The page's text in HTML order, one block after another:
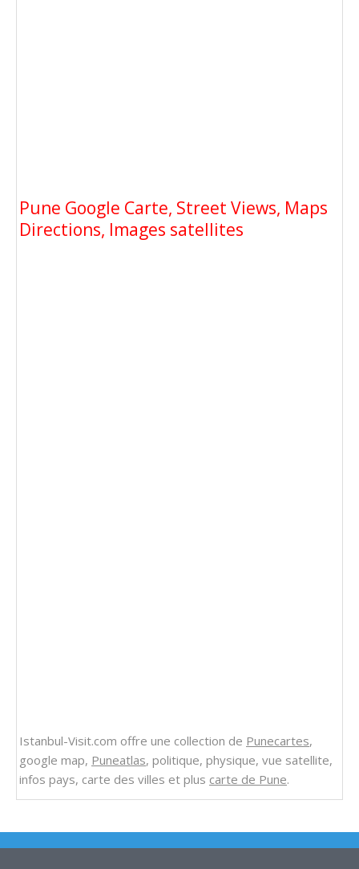
Pune Google Carte, Street Views, Maps
Directions, Images satellites
Istanbul-Visit.com offre une collection de Punecartes,
google map, Puneatlas, politique, physique, vue satellite,
infos pays, carte des villes et plus carte de Pune.